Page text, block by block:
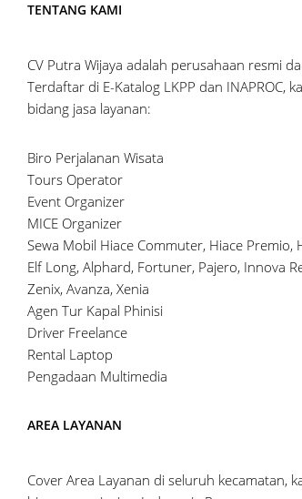
TENTANG KAMI
CV Putra Wijaya adalah perusahaan resmi
Terdaftar di E-Katalog LKPP dan INAPROC,
bidang jasa layanan:
Biro Perjalanan Wisata
Tours Operator
Event Organizer
MICE Organizer
Sewa Mobil Hiace Commuter, Hiace Premio,
Elf Long, Alphard, Fortuner, Pajero, Innova
Zenix, Avanza, Xenia
Agen Tur Kapal Phinisi
Driver Freelance
Rental Laptop
Pengadaan Multimedia
AREA LAYANAN
Cover Area Layanan di seluruh kecamatan,